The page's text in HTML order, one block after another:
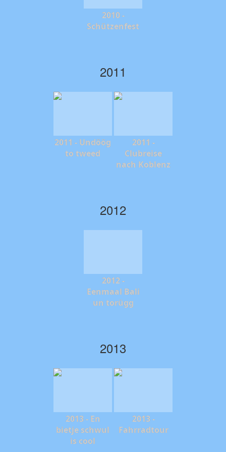
2010 -
Schützenfest
2011
2011 - Undöög
to tweed
2011 -
Clubreise
nach Koblenz
2012
2012 -
Eenmaal Bali
un torügg
2013
2013 - En
bietje schwul
is cool
2013 -
Fahrradtour